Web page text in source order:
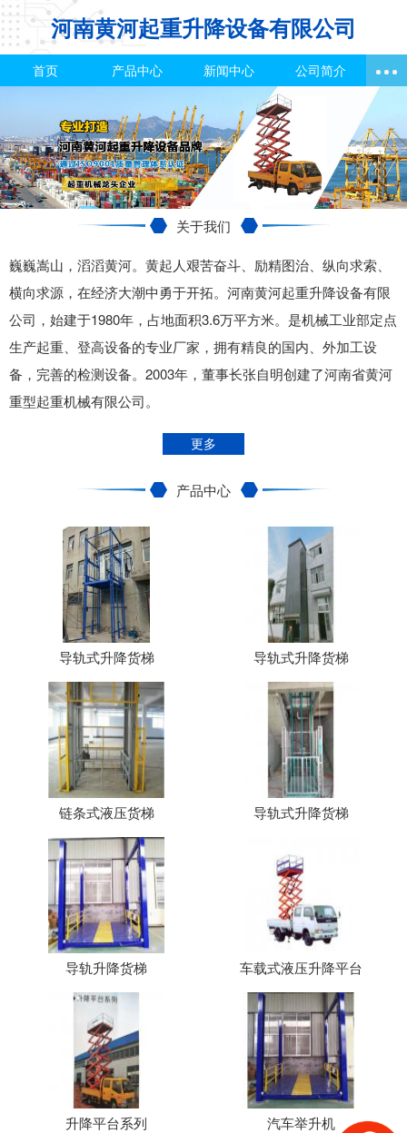
河南黄河起重升降设备有限公司
首页 产品中心 新闻中心 公司简介
关于我们
巍巍嵩山，滔滔黄河。黄起人艰苦奋斗、励精图治、纵向求索、
横向求源，在经济大潮中勇于开拓。河南黄河起重升降设备有限
公司，始建于1980年，占地面积3.6万平方米。是机械工业部定点
生产起重、登高设备的专业厂家，拥有精良的国内、外加工设
备，完善的检测设备。2003年，董事长张自明创建了河南省黄河
重型起重机械有限公司。
更多
产品中心
导轨式升降货梯 导轨式升降货梯
链条式液压货梯 导轨式升降货梯
导轨升降货梯 车载式液压升降平台
升降平台系列 汽车举升机